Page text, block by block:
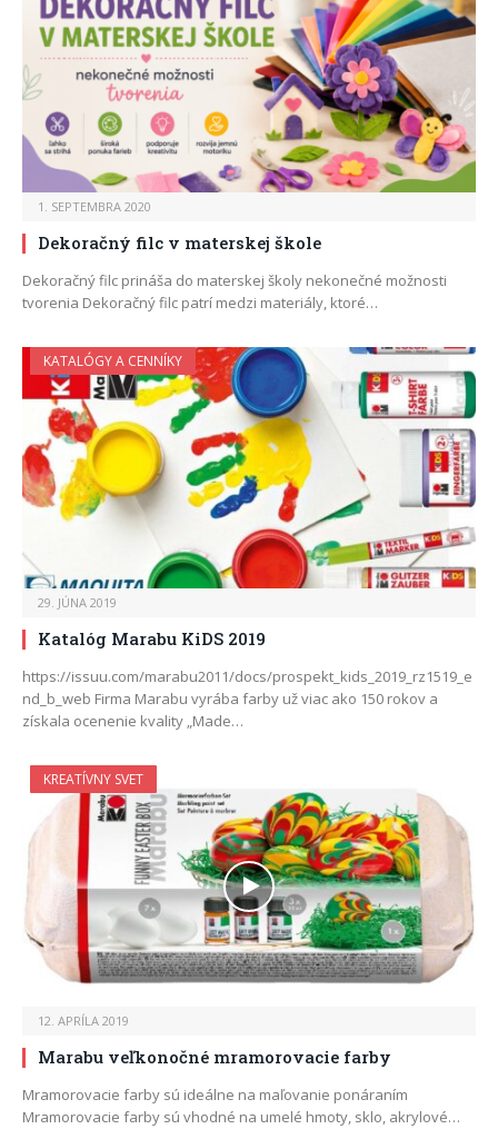
1. SEPTEMBRA 2020
Dekoračný filc v materskej škole
Dekoračný filc prináša do materskej školy nekonečné možnosti
tvorenia Dekoračný filc patrí medzi materiály, ktoré…
KATALÓGY A CENNÍKY
29. JÚNA 2019
Katalóg Marabu KiDS 2019
https://issuu.com/marabu2011/docs/prospekt_kids_2019_rz1519_e
nd_b_web Firma Marabu vyrába farby už viac ako 150 rokov a
získala ocenenie kvality „Made…
KREATÍVNY SVET
12. APRÍLA 2019
Marabu veľkonočné mramorovacie farby
Mramorovacie farby sú ideálne na maľovanie ponáraním
Mramorovacie farby sú vhodné na umelé hmoty, sklo, akrylové…